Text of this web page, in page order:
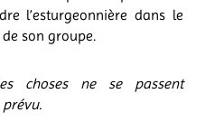
l’esturgeonnière dans le
son groupe.
choses ne se passent